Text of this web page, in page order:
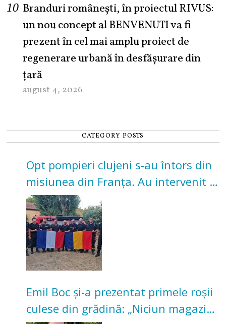
Branduri românești, în proiectul RIVUS:
un nou concept al BENVENUTI va fi
prezent în cel mai amplu proiect de
regenerare urbană în desfășurare din
țară
august 4, 2026
CATEGORY POSTS
Opt pompieri clujeni s-au întors din
misiunea din Franța. Au intervenit la
incendii de vegetație și pădure
Emil Boc și-a prezentat primele roșii
culese din grădină: „Niciun magazin